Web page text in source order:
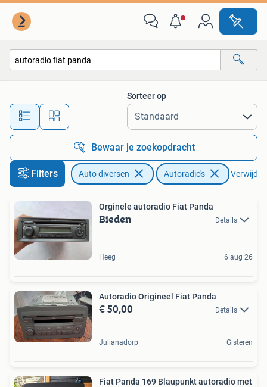
Alle afstanden…
Sorteer op
Bewaar je zoekopdracht
Filters Auto diversen Autoradio's
Orginele autoradio Fiat Panda
Bieden Details
Heeg 6 aug 26
Autoradio Origineel Fiat Panda
€ 50,00 Details
Julianadorp Gisteren
Fiat Panda 169 Blaupunkt autoradio met